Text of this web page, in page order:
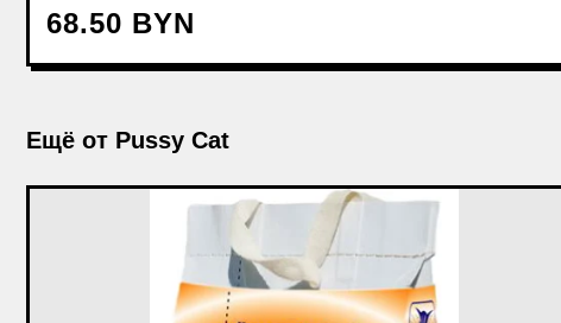
68.50 BYN
Ещё от Pussy Cat